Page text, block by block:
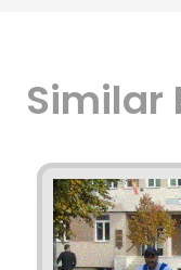
Similar